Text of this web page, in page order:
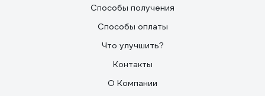
Способы получения
Способы оплаты
Что улучшить?
Контакты
О Компании